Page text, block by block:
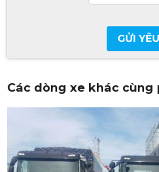
GỬI
Các dòng xe khác cùng